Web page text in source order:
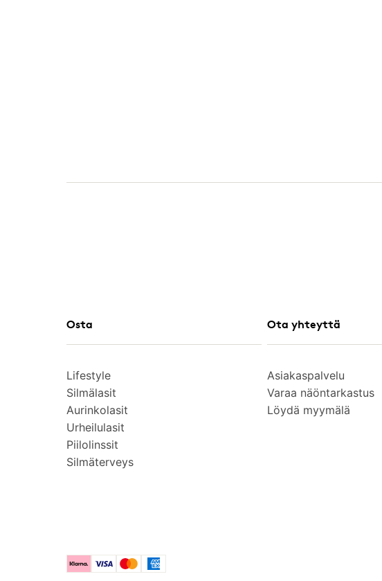
Osta
Lifestyle
Silmälasit
Aurinkolasit
Urheilulasit
Piilolinssit
Silmäterveys
Ota yhteyttä
Asiakaspalvelu
Varaa näöntarkastus
Löydä myymälä
KlarnaVisa MastercardAmerican Express